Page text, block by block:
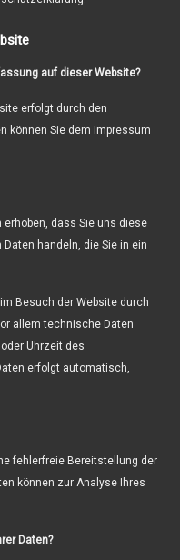
auf dieser Website?
erfolgt durch den
können Sie dem Impressum
erhoben, dass Sie uns diese
handeln, die Sie in ein
Besuch der Website durch
allem technische Daten
Uhrzeit des
erfolgt automatisch,
fehlerfreie Bereitstellung der
können zur Analyse Ihres
Daten?